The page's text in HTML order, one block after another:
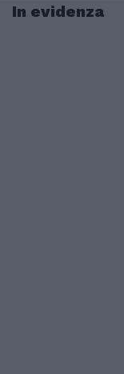
In evidenza